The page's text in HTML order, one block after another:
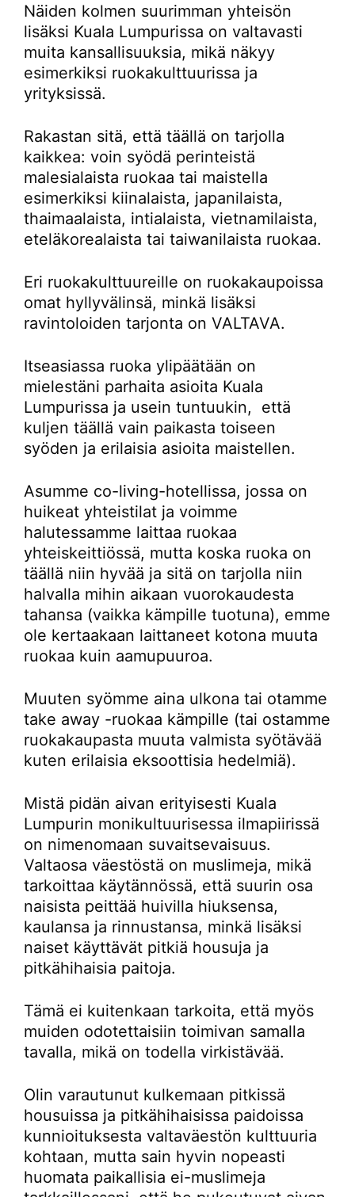
Näiden kolmen suurimman yhteisön
lisäksi Kuala Lumpurissa on valtavasti
muita kansallisuuksia, mikä näkyy
esimerkiksi ruokakulttuurissa ja
yrityksissä.
Rakastan sitä, että täällä on tarjolla
kaikkea: voin syödä perinteistä
malesialaista ruokaa tai maistella
esimerkiksi kiinalaista, japanilaista,
thaimaalaista, intialaista, vietnamilaista,
eteläkorealaista tai taiwanilaista ruokaa.
Eri ruokakulttuureille on ruokakaupoissa
omat hyllyvälinsä, minkä lisäksi
ravintoloiden tarjonta on VALTAVA.
Itseasiassa ruoka ylipäätään on
mielestäni parhaita asioita Kuala
Lumpurissa ja usein tuntuukin, että
kuljen täällä vain paikasta toiseen
syöden ja erilaisia asioita maistellen.
Asumme co-living-hotellissa, jossa on
huikeat yhteistilat ja voimme
halutessamme laittaa ruokaa
yhteiskeittiössä, mutta koska ruoka on
täällä niin hyvää ja sitä on tarjolla niin
halvalla mihin aikaan vuorokaudesta
tahansa (vaikka kämpille tuotuna), emme
ole kertaakaan laittaneet kotona muuta
ruokaa kuin aamupuuroa.
Muuten syömme aina ulkona tai otamme
take away -ruokaa kämpille (tai ostamme
ruokakaupasta muuta valmista syötävää
kuten erilaisia eksoottisia hedelmiä).
Mistä pidän aivan erityisesti Kuala
Lumpurin monikultuurisessa ilmapiirissä
on nimenomaan suvaitsevaisuus.
Valtaosa väestöstä on muslimeja, mikä
tarkoittaa käytännössä, että suurin osa
naisista peittää huivilla hiuksensa,
kaulansa ja rinnustansa, minkä lisäksi
naiset käyttävät pitkiä housuja ja
pitkähihaisia paitoja.
Tämä ei kuitenkaan tarkoita, että myös
muiden odotettaisiin toimivan samalla
tavalla, mikä on todella virkistävää.
Olin varautunut kulkemaan pitkissä
housuissa ja pitkähihaisissa paidoissa
kunnioituksesta valtaväestön kulttuuria
kohtaan, mutta sain hyvin nopeasti
huomata paikallisia ei-muslimeja